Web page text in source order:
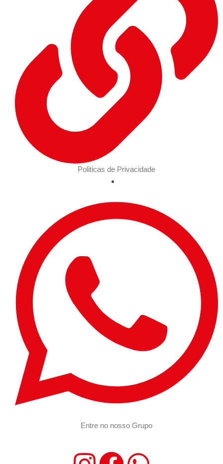
Politicas de Privacidade
Entre no nosso Grupo